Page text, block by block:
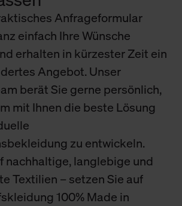
Anfrageformular
einfach Ihre Wünsche
erhalten in kürzester Zeit ein
Angebot. Unser
berät Sie gerne persönlich,
mit Ihnen die beste Lösung
zu entwickeln.
nachhaltige, langlebige und
Textilien – setzen Sie auf
100% Made in